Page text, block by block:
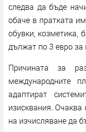
следва да бъде
обаче в пратката
обувки, козметика,
дължат по 3 евро за
Причината за
международните
адаптират
изисквания. Очаква
на изчисляване да